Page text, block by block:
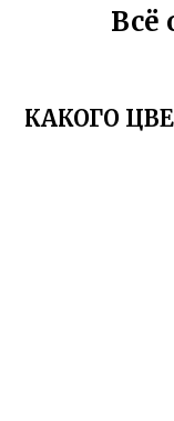
Всё
КАКОГО